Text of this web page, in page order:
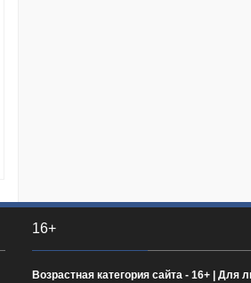
16+
Возрастная категория сайта - 16+ | Для